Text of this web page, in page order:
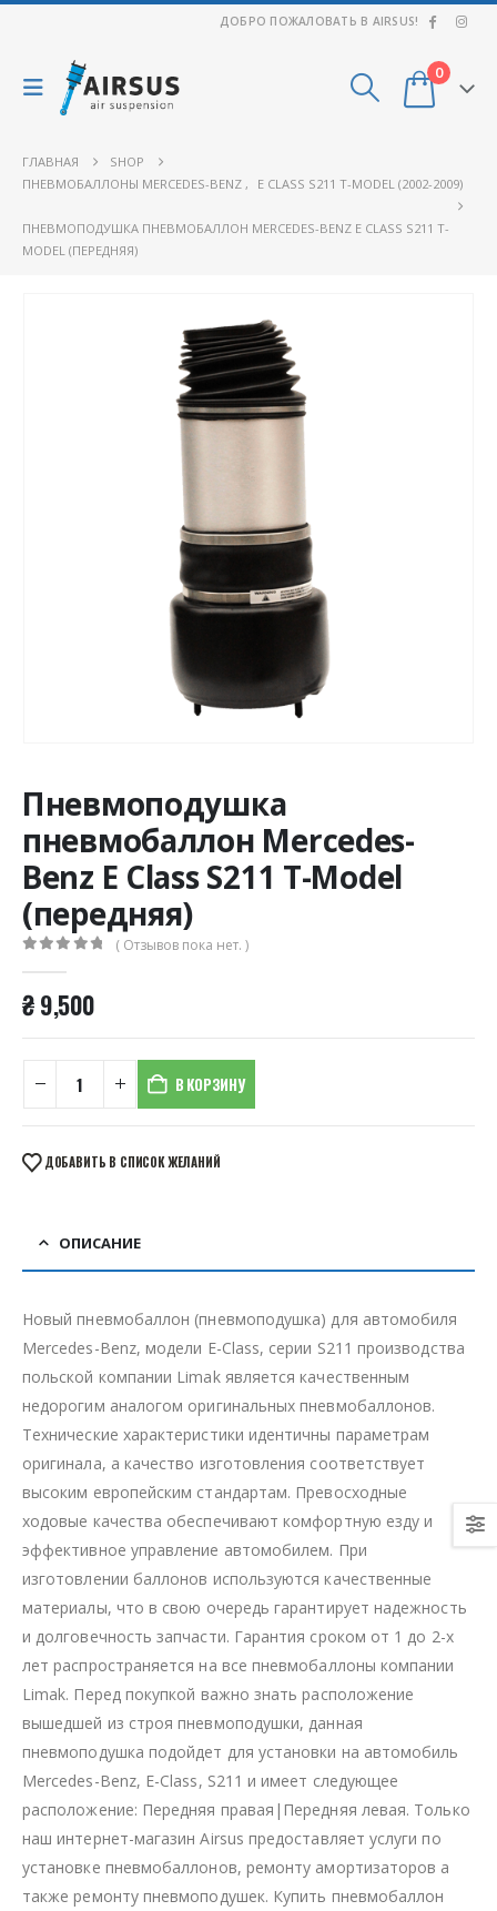
ДОБРО ПОЖАЛОВАТЬ В AIRSUS!
0
ГЛАВНАЯ
SHOP
ПНЕВМОБАЛЛОНЫ MERCEDES-BENZ , E CLASS S211 T-MODEL (2002-2009)
ПНЕВМОПОДУШКА ПНЕВМОБАЛЛОН MERCEDES-BENZ E CLASS S211 T-
MODEL (ПЕРЕДНЯЯ)
Пневмоподушка
пневмобаллон Mercedes-
Benz E Class S211 T-Model
(передняя)
( Отзывов пока нет. )
₴9,500
В КОРЗИНУ
ДОБАВИТЬ В СПИСОК ЖЕЛАНИЙ
ОПИСАНИЕ
Новый пневмобаллон (пневмоподушка) для автомобиля
Mercedes-Benz, модели E-Class, серии S211 производства
польской компании Limak является качественным
недорогим аналогом оригинальных пневмобаллонов.
Технические характеристики идентичны параметрам
оригинала, а качество изготовления соответствует
высоким европейским стандартам. Превосходные
ходовые качества обеспечивают комфортную езду и
эффективное управление автомобилем. При
изготовлении баллонов используются качественные
материалы, что в свою очередь гарантирует надежность
и долговечность запчасти. Гарантия сроком от 1 до 2-х
лет распространяется на все пневмобаллоны компании
Limak. Перед покупкой важно знать расположение
вышедшей из строя пневмоподушки, данная
пневмоподушка подойдет для установки на автомобиль
Mercedes-Benz, E-Class, S211 и имеет следующее
расположение: Передняя правая|Передняя левая. Только
наш интернет-магазин Airsus предоставляет услуги по
установке пневмобаллонов, ремонту амортизаторов а
также ремонту пневмоподушек. Купить пневмобаллон